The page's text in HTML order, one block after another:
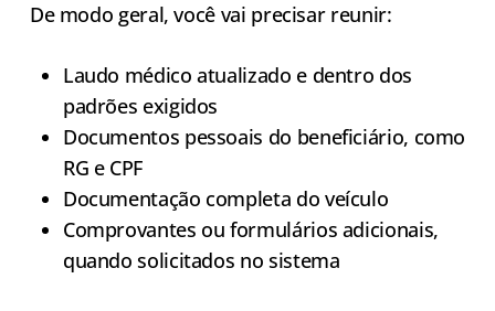
De modo geral, você vai precisar reunir:
Laudo médico atualizado e dentro dos
padrões exigidos
Documentos pessoais do beneficiário, como
RG e CPF
Documentação completa do veículo
Comprovantes ou formulários adicionais,
quando solicitados no sistema